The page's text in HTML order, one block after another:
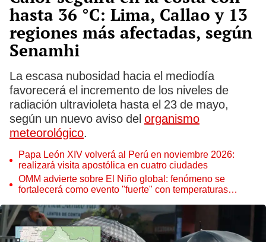
hasta 36 °C: Lima, Callao y 13
regiones más afectadas, según
Senamhi
La escasa nubosidad hacia el mediodía
favorecerá el incremento de los niveles de
radiación ultravioleta hasta el 23 de mayo,
según un nuevo aviso del organismo
meteorológico.
Papa León XIV volverá al Perú en noviembre 2026:
realizará visita apostólica en cuatro ciudades
OMM advierte sobre El Niño global: fenómeno se
fortalecerá como evento "fuerte" con temperaturas